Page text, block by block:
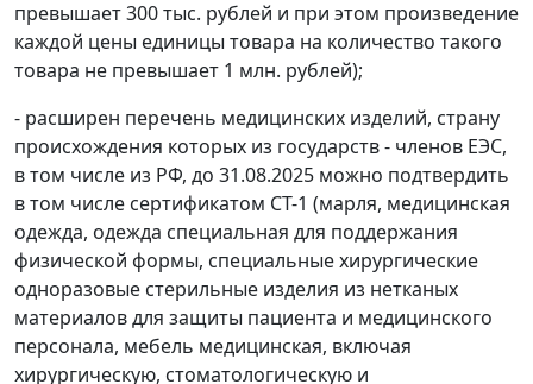
превышает 300 тыс. рублей и при этом произведение
каждой цены единицы товара на количество такого
товара не превышает 1 млн. рублей);
- расширен перечень медицинских изделий, страну
происхождения которых из государств - членов ЕЭС,
в том числе из РФ, до 31.08.2025 можно подтвердить
в том числе сертификатом СТ-1 (марля, медицинская
одежда, одежда специальная для поддержания
физической формы, специальные хирургические
одноразовые стерильные изделия из нетканых
материалов для защиты пациента и медицинского
персонала, мебель медицинская, включая
хирургическую, стоматологическую и